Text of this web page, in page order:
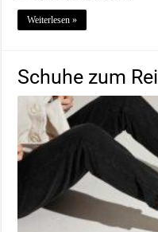
Weiterlesen »
Schuhe zum